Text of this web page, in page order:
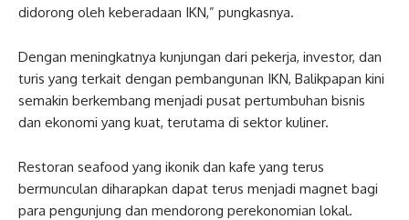
didorong oleh keberadaan IKN,” pungkasnya.
Dengan meningkatnya kunjungan dari pekerja, investor, dan
turis yang terkait dengan pembangunan IKN, Balikpapan kini
semakin berkembang menjadi pusat pertumbuhan bisnis
dan ekonomi yang kuat, terutama di sektor kuliner.
Restoran seafood yang ikonik dan kafe yang terus
bermunculan diharapkan dapat terus menjadi magnet bagi
para pengunjung dan mendorong perekonomian lokal.